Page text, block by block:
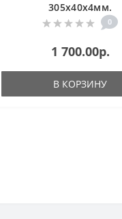
305х40х4мм.
0
1 700.00р.
В КОРЗИНУ